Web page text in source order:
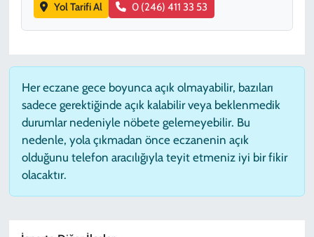
Yol Tarifi Al 0 (246) 411 33 53
Her eczane gece boyunca açık olmayabilir, bazıları
sadece gerektiğinde açık kalabilir veya beklenmedik
durumlar nedeniyle nöbete gelemeyebilir. Bu
nedenle, yola çıkmadan önce eczanenin açık
olduğunu telefon aracılığıyla teyit etmeniz iyi bir fikir
olacaktır.